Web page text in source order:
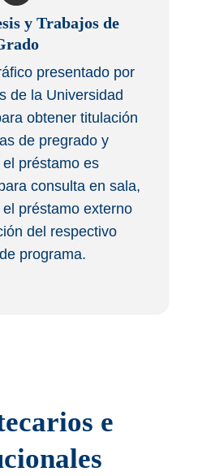
y Trabajos de
presentado por
de la Universidad
obtener titulación
de pregrado y
préstamo es
consulta en sala,
préstamo externo
del respectivo
programa.
e